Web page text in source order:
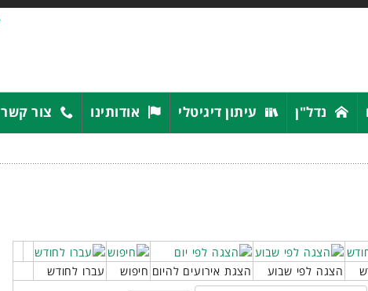
נדל"ן עיתון דיגיטלי אודותינו צור קשר
הצגה לפי שבוע הצגת אירועים להיום חיפוש
עברו לחודש